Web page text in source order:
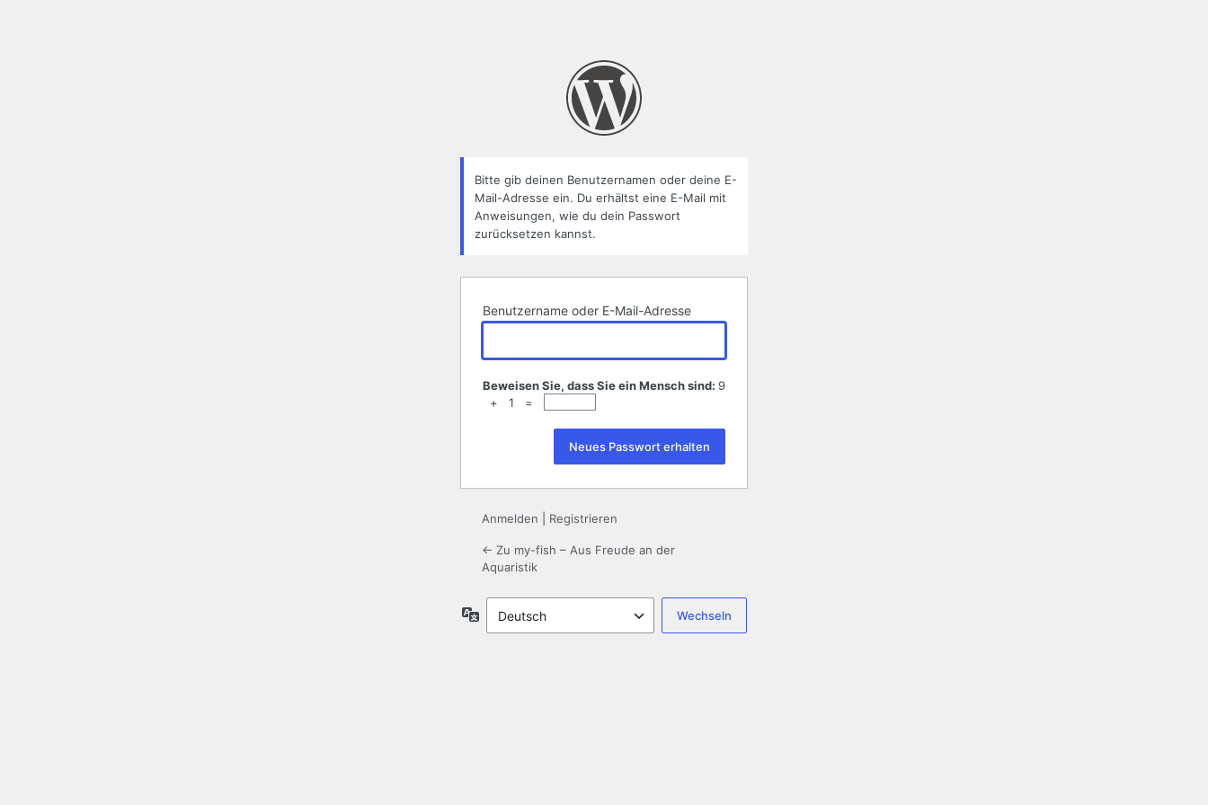
Bitte gib deinen Benutzernamen oder deine E-
Mail-Adresse ein. Du erhältst eine E-Mail mit
Anweisungen, wie du dein Passwort
zurücksetzen kannst.
Benutzername oder E-Mail-Adresse
Beweisen Sie, dass Sie ein Mensch sind: 9
+ 1 =
Anmelden Registrieren
← Zu my-fish – Aus Freude an der
Aquaristik
Sprache